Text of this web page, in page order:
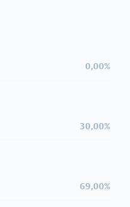
0,00%
30,00%
69,00%